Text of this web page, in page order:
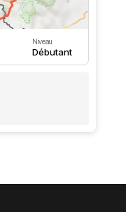
Niveau
Débutant